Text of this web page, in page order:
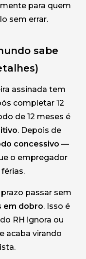
para quem
sem errar.
sabe
assinada tem
completar 12
de 12 meses é
. Depois de
concessivo —
o empregador
passar sem
em dobro. Isso é
RH ignora ou
acaba virando